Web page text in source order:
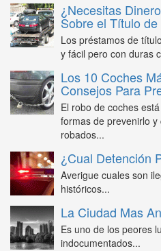
¿Necesitas
Sobre el Título de
Los préstamos de
y fácil pero con duras
Los 10 Coches
Consejos Para
El robo de coches
formas de prevenirlo
robados...
¿Cual Detención
Averigue cuales son
históricos...
La Ciudad Mas
Es uno de los peores
indocumentados...